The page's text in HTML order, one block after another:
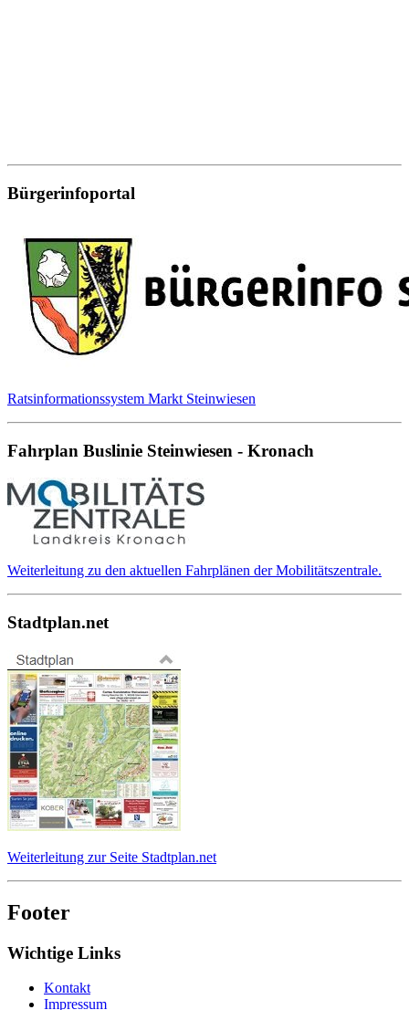
Bürgerinfoportal
Ratsinformationssystem Markt Steinwiesen
Fahrplan Buslinie Steinwiesen - Kronach
Weiterleitung zu den aktuellen Fahrplänen der Mobilitätszentrale.
Stadtplan.net
Weiterleitung zur Seite Stadtplan.net
Footer
Wichtige Links
Kontakt
Impressum